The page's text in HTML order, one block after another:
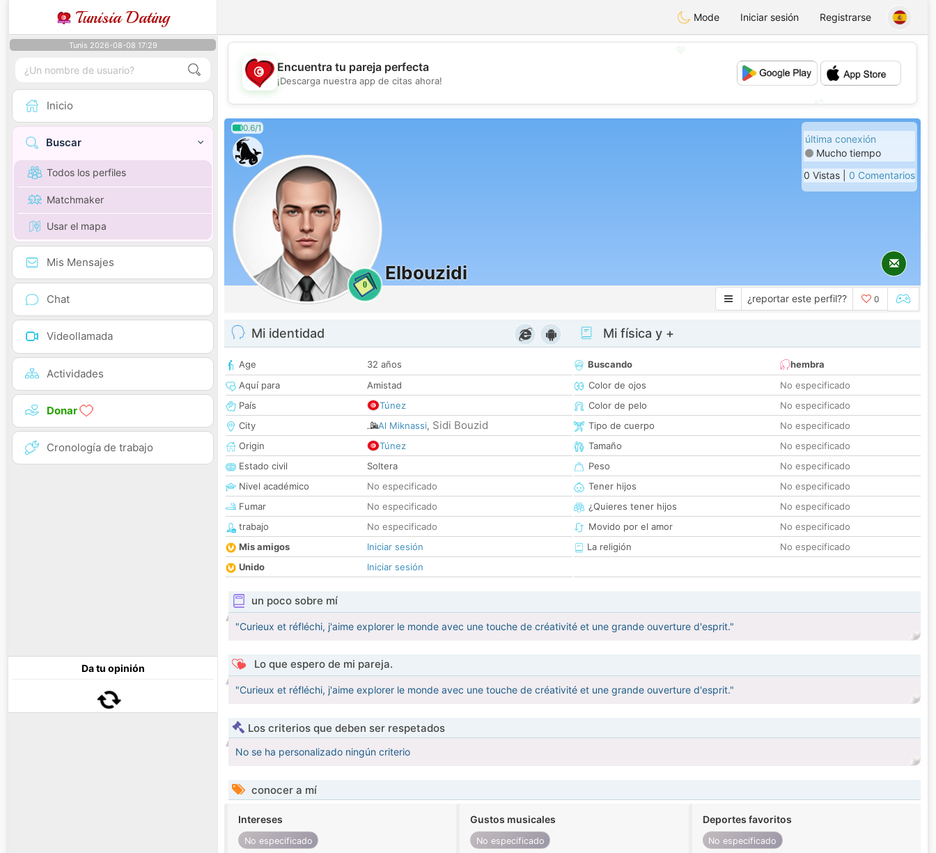
Tunisia Dating Mode Iniciar sesión Registrarse
Tunis 2026-08-08 17:29
Inicio
Buscar
Todos los perfiles
Matchmaker
Usar el mapa
Mis Mensajes
Chat
Videollamada
Actividades
Donar
Cronología de trabajo
Da tu opinión
💕
Encuentra tu pareja perfecta
¡Descarga nuestra app de citas ahora!
0.6/1
0
Elbouzidi
última conexión
Mucho tiempo
0 Vistas | 0 Comentarios
¿reportar este perfil?? 0
Mi identidad
Age
32 años
Aquí para
Amistad
País
Túnez
City
Al Miknassi, Sidi Bouzid
Origin
Túnez
Estado civil
Soltera
Nivel académico
No especificado
Fumar
No especificado
trabajo
No especificado
Mis amigos
Iniciar sesión
Unido
Iniciar sesión
Mi física y +
Buscando
hembra
Color de ojos
No especificado
Color de pelo
No especificado
Tipo de cuerpo
No especificado
Tamaño
No especificado
Peso
No especificado
Tener hijos
No especificado
¿Quieres tener hijos
No especificado
Movido por el amor
No especificado
La religión
No especificado
un poco sobre mí
"Curieux et réfléchi, j'aime explorer le monde avec une touche de créativité et une grande ouverture d'esprit."
Lo que espero de mi pareja.
"Curieux et réfléchi, j'aime explorer le monde avec une touche de créativité et une grande ouverture d'esprit."
Los criterios que deben ser respetados
No se ha personalizado ningún criterio
conocer a mí
Intereses
No especificado
Gustos musicales
No especificado
Deportes favoritos
No especificado